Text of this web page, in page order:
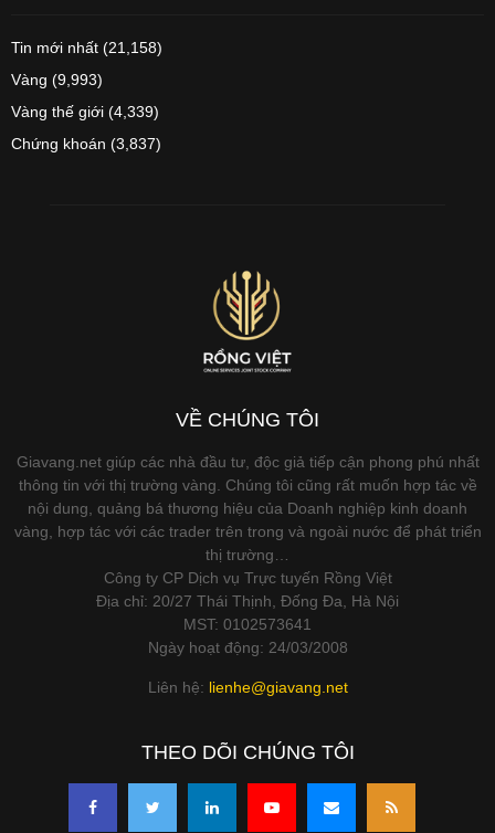
Tin mới nhất (21,158)
Vàng (9,993)
Vàng thế giới (4,339)
Chứng khoán (3,837)
VỀ CHÚNG TÔI
Giavang.net giúp các nhà đầu tư, độc giả tiếp cận phong phú nhất
thông tin với thị trường vàng. Chúng tôi cũng rất muốn hợp tác về
nội dung, quảng bá thương hiệu của Doanh nghiệp kinh doanh
vàng, hợp tác với các trader trên trong và ngoài nước để phát triển
thị trường…
Công ty CP Dịch vụ Trực tuyến Rồng Việt
Địa chỉ: 20/27 Thái Thịnh, Đống Đa, Hà Nội
MST: 0102573641
Ngày hoạt động: 24/03/2008
Liên hệ: lienhe@giavang.net
THEO DÕI CHÚNG TÔI